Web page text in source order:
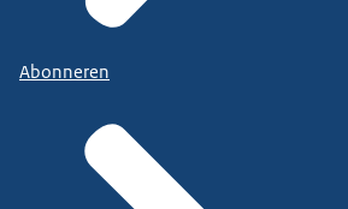
Abonneren